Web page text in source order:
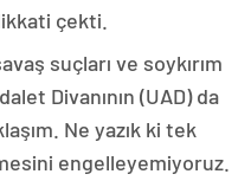
çekti.
suçları ve soykırım
Divanının (UAD) da
Ne yazık ki tek
engelleyemiyoruz.